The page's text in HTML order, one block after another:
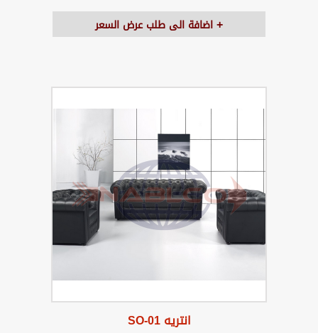
اضافة الى طلب عرض السعر
انتريه SO-01